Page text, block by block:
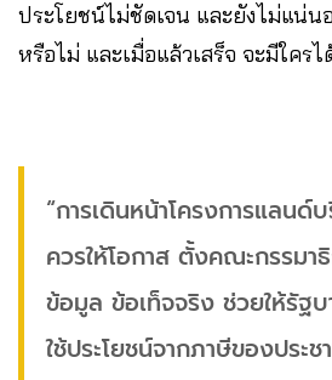
ประโยชน์ไม่ชัดเจน และยังไม่แน่น
หรือไม่ และเมื่อแล้วเสร็จ จะมีใคร
“การเดินหน้าโครงการแลนด์
ควรให้โอกาส ตั้งคณะกรรมา
ข้อมูล ข้อเท็จจริง ช่วยให้รัฐ
ใช้ประโยชน์จากภาษีของประช